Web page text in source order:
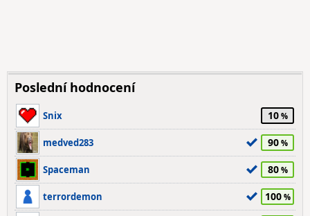
Poslední hodnocení
Snix 10
medved283 90
Spaceman 80
terrordemon 100